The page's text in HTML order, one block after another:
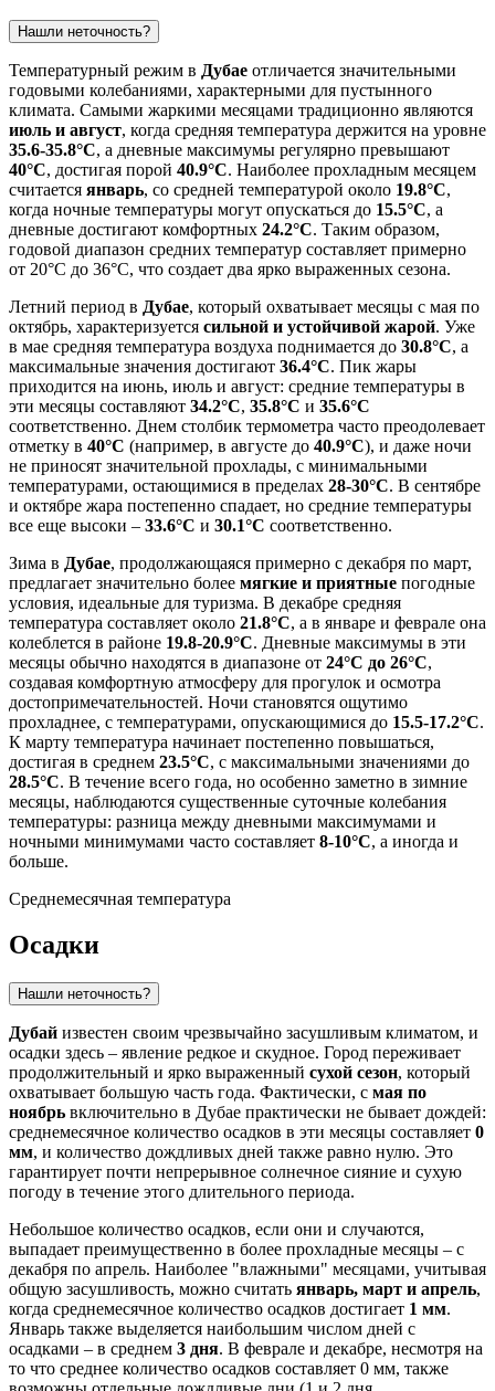
Нашли неточность?
Температурный режим в Дубае отличается значительными
годовыми колебаниями, характерными для пустынного
климата. Самыми жаркими месяцами традиционно являются
июль и август, когда средняя температура держится на уровне
35.6-35.8°C, а дневные максимумы регулярно превышают
40°C, достигая порой 40.9°C. Наиболее прохладным месяцем
считается январь, со средней температурой около 19.8°C,
когда ночные температуры могут опускаться до 15.5°C, а
дневные достигают комфортных 24.2°C. Таким образом,
годовой диапазон средних температур составляет примерно
от 20°C до 36°C, что создает два ярко выраженных сезона.
Летний период в Дубае, который охватывает месяцы с мая по
октябрь, характеризуется сильной и устойчивой жарой. Уже
в мае средняя температура воздуха поднимается до 30.8°C, а
максимальные значения достигают 36.4°C. Пик жары
приходится на июнь, июль и август: средние температуры в
эти месяцы составляют 34.2°C, 35.8°C и 35.6°C
соответственно. Днем столбик термометра часто преодолевает
отметку в 40°C (например, в августе до 40.9°C), и даже ночи
не приносят значительной прохлады, с минимальными
температурами, остающимися в пределах 28-30°C. В сентябре
и октябре жара постепенно спадает, но средние температуры
все еще высоки – 33.6°C и 30.1°C соответственно.
Зима в Дубае, продолжающаяся примерно с декабря по март,
предлагает значительно более мягкие и приятные погодные
условия, идеальные для туризма. В декабре средняя
температура составляет около 21.8°C, а в январе и феврале она
колеблется в районе 19.8-20.9°C. Дневные максимумы в эти
месяцы обычно находятся в диапазоне от 24°C до 26°C,
создавая комфортную атмосферу для прогулок и осмотра
достопримечательностей. Ночи становятся ощутимо
прохладнее, с температурами, опускающимися до 15.5-17.2°C.
К марту температура начинает постепенно повышаться,
достигая в среднем 23.5°C, с максимальными значениями до
28.5°C. В течение всего года, но особенно заметно в зимние
месяцы, наблюдаются существенные суточные колебания
температуры: разница между дневными максимумами и
ночными минимумами часто составляет 8-10°C, а иногда и
больше.
Среднемесячная температура
Осадки
Нашли неточность?
Дубай известен своим чрезвычайно засушливым климатом, и
осадки здесь – явление редкое и скудное. Город переживает
продолжительный и ярко выраженный сухой сезон, который
охватывает большую часть года. Фактически, с мая по
ноябрь включительно в Дубае практически не бывает дождей:
среднемесячное количество осадков в эти месяцы составляет 0
мм, и количество дождливых дней также равно нулю. Это
гарантирует почти непрерывное солнечное сияние и сухую
погоду в течение этого длительного периода.
Небольшое количество осадков, если они и случаются,
выпадает преимущественно в более прохладные месяцы – с
декабря по апрель. Наиболее "влажными" месяцами, учитывая
общую засушливость, можно считать январь, март и апрель,
когда среднемесячное количество осадков достигает 1 мм.
Январь также выделяется наибольшим числом дней с
осадками – в среднем 3 дня. В феврале и декабре, несмотря на
то что среднее количество осадков составляет 0 мм, также